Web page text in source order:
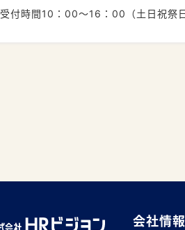
受付時間10：00〜16：00（土日祝祭
会社情報